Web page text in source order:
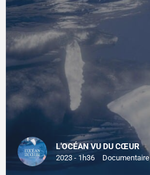
L'OCÉAN VU DU CŒUR
2023 - 1h36 Documentaire